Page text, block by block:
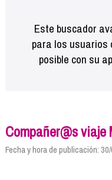
Este buscador
para los usuarios
posible con su
Compañer@s viaje
Fecha y hora de publicación: